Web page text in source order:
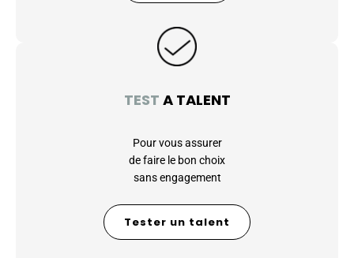
TEST A TALENT
Pour vous assurer
de faire le bon choix
sans engagement
Tester un talent